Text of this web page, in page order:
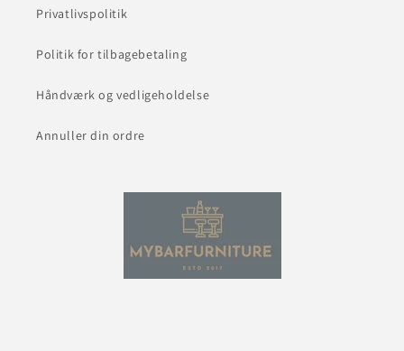
Privatlivspolitik
Politik for tilbagebetaling
Håndværk og vedligeholdelse
Annuller din ordre